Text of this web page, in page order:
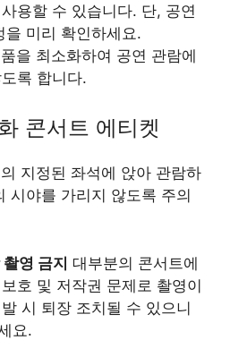
용할 수 있습니다. 단, 공연
을 미리 확인하세요.
을 최소화하여 공연 관람에
록 합니다.
콘서트 에티켓
지정된 좌석에 앉아 관람하
시야를 가리지 않도록 주의
영 금지 대부분의 콘서트에
호 및 저작권 문제로 촬영이
시 퇴장 조치될 수 있으니
요.